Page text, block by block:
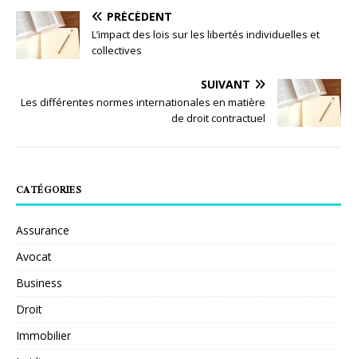
PRÉCÉDENT
L’impact des lois sur les libertés individuelles et
collectives
SUIVANT
Les différentes normes internationales en matière
de droit contractuel
CATÉGORIES
Assurance
Avocat
Business
Droit
Immobilier